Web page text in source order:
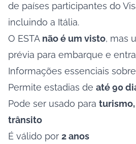
de países participantes do
incluindo a Itália.
O ESTA não é um visto, mas
prévia para embarque e
Informações essenciais
Permite estadias de até 90
Pode ser usado para
trânsito
É válido por 2 anos